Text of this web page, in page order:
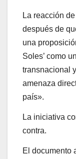
La reacción
después de
una
Soles’ como
transnacional
amenaza
país».
La iniciativa
contra.
El documento